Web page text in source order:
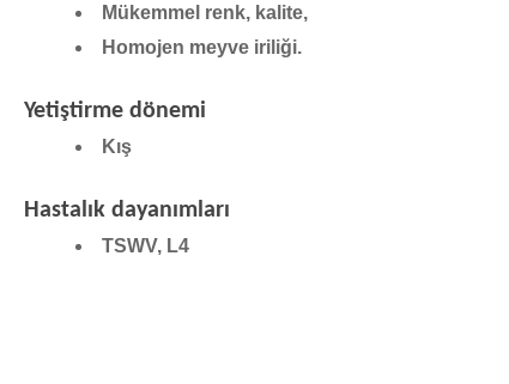
Mükemmel renk, kalite,
Homojen meyve iriliği.
Yetiştirme dönemi
Kış
Hastalık dayanımları
TSWV, L4